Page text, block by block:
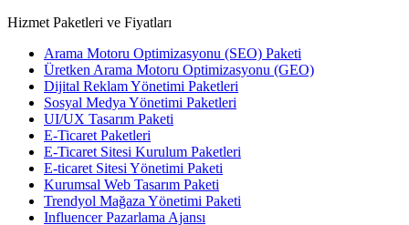
Hizmet Paketleri ve Fiyatları
Arama Motoru Optimizasyonu (SEO) Paketi
Üretken Arama Motoru Optimizasyonu (GEO)
Dijital Reklam Yönetimi Paketleri
Sosyal Medya Yönetimi Paketleri
UI/UX Tasarım Paketi
E-Ticaret Paketleri
E-Ticaret Sitesi Kurulum Paketleri
E-ticaret Sitesi Yönetimi Paketi
Kurumsal Web Tasarım Paketi
Trendyol Mağaza Yönetimi Paketi
Influencer Pazarlama Ajansı